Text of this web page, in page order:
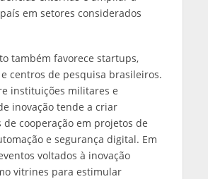
em setores considerados
também favorece startups,
centros de pesquisa brasileiros.
instituições militares e
inovação tende a criar
cooperação em projetos de
e segurança digital. Em
voltados à inovação
vitrines para estimular